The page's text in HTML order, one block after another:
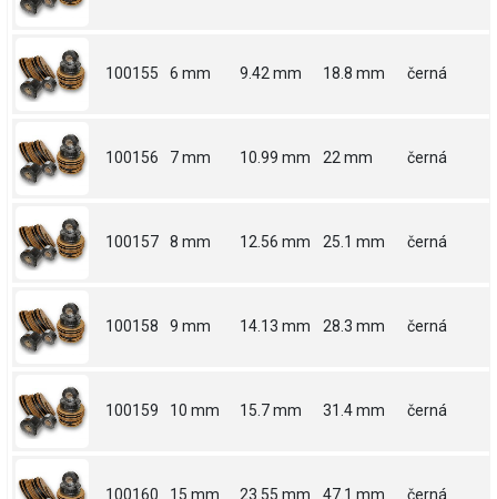
100155 6 mm 9.42 mm 18.8 mm černá
100156 7 mm 10.99 mm 22 mm černá
100157 8 mm 12.56 mm 25.1 mm černá
100158 9 mm 14.13 mm 28.3 mm černá
100159 10 mm 15.7 mm 31.4 mm černá
100160 15 mm 23.55 mm 47.1 mm černá